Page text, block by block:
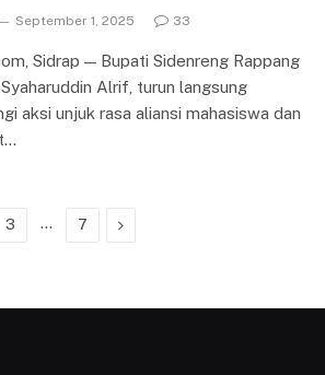
September 1, 2025 33
Sidrap — Bupati Sidenreng Rappang
Syaharuddin Alrif, turun langsung
aksi unjuk rasa aliansi mahasiswa dan
3 … 7 Next